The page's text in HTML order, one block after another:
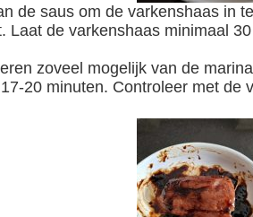
Laat de varkenshaas minimaal
20 minuten. Controleer met de